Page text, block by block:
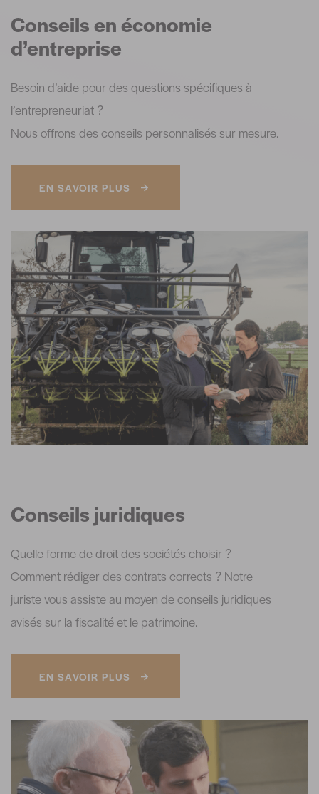
Conseils en économie
d’entreprise
Besoin d’aide pour des questions spécifiques à
l’entrepreneuriat ?
Nous offrons des conseils personnalisés sur mesure.
EN SAVOIR PLUS
Conseils juridiques
Quelle forme de droit des sociétés choisir ?
Comment rédiger des contrats corrects ? Notre
juriste vous assiste au moyen de conseils juridiques
avisés sur la fiscalité et le patrimoine.
EN SAVOIR PLUS